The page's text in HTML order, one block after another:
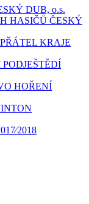
DUB, o.s.
HASIČŮ ČESKÝ
KRAJE
HOŘENÍ